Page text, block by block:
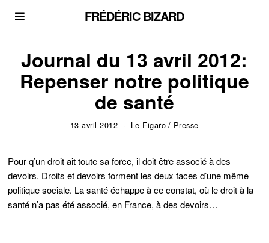
FRÉDÉRIC BIZARD
Journal du 13 avril 2012:
Repenser notre politique
de santé
13 avril 2012 Le Figaro / Presse
Pour q’un droit ait toute sa force, il doit être associé à des
devoirs. Droits et devoirs forment les deux faces d’une même
politique sociale. La santé échappe à ce constat, où le droit à la
santé n’a pas été associé, en France, à des devoirs…